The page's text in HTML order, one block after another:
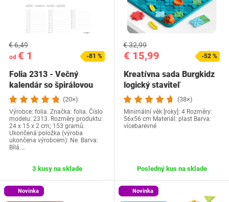
od € 1
€ 6,49
-81 %
Folia 2313 - Večný
kalendár so špirálovou
väzbou, remeselný…
(20×)
Výrobce: folia. Značka: folia. Číslo
modelu: 2313. Rozměry produktu:
24 x 15 x 2 cm; 153 gramů.
Ukončená položka (výroba
ukončena výrobcem): Ne. Barva:
Bílá.…
3 kusy na sklade
€ 15,99
€ 32,99
-52 %
Kreatívna sada Burgkidz
logický staviteľ
(38×)
Minimální věk [roky]: 4 Rozměry:
56x56 cm Materiál: plast Barva:
vícebarevné
Posledný kus na sklade
Novinka Novinka